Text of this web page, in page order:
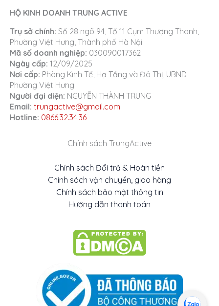
HỘ KINH DOANH TRUNG ACTIVE
Trụ sở chính: Số 28 ngõ 94, Tổ 11 Cụm Thượng Thanh,
Phường Việt Hưng, Thành phố Hà Nội
Mã số doanh nghiệp: 030090017362
Ngày cấp: 12/09/2025
Nơi cấp: Phòng Kinh Tế, Hạ Tầng và Đô Thị, UBND
Phường Việt Hưng
Người đại diện: NGUYỄN THÀNH TRUNG
Email: trungactive@gmail.com
Hotline: 0866.32.34.36
Chính sách TrungActive
Chính sách Đổi trả & Hoàn tiền
Chính sách vận chuyển, giao hàng
Chính sách bảo mật thông tin
Hướng dẫn thanh toán